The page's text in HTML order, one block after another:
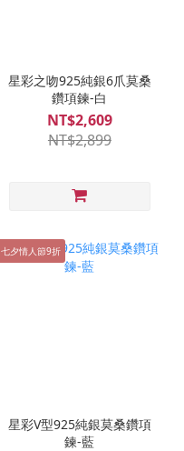
星彩之吻925純銀6爪莫桑
鑽項鍊-白
NT$2,609
NT$2,899
七夕情人節9折
星彩V型925純銀莫桑鑽項
鍊-藍